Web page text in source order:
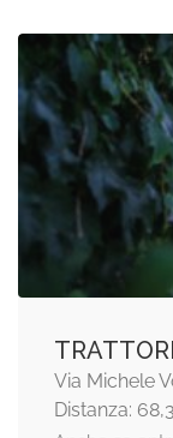
Via Michele
Distanza: